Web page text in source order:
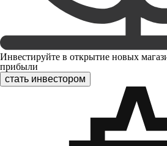
Инвестируйте в открытие новых
прибыли
стать инвестором